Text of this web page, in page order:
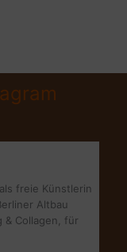
freie Künstlerin
Altbau
& Collagen, für